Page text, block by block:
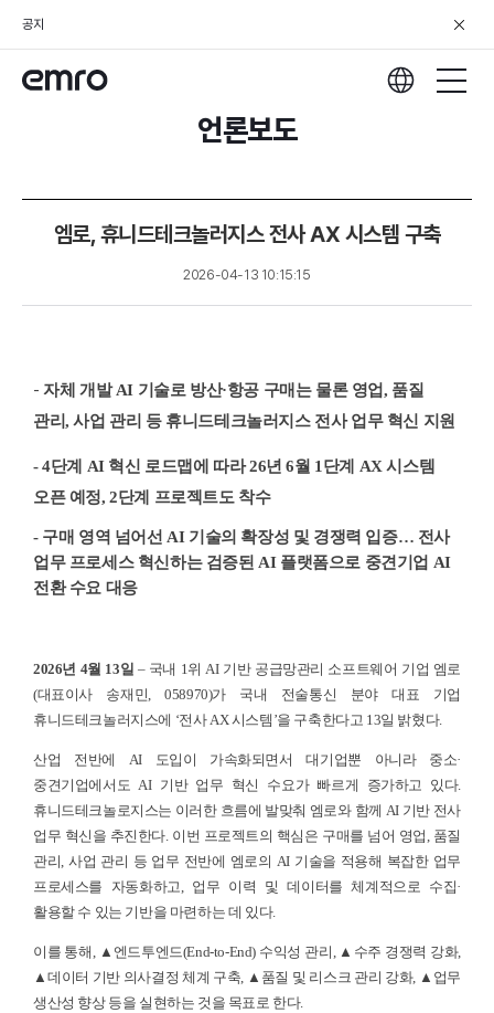
공지
언론보도
엠로, 휴니드테크놀러지스 전사 AX 시스템 구축
2026-04-13 10:15:15
-자체 개발 AI 기술로 방산·항공 구매는 물론 영업, 품질
관리, 사업 관리 등 휴니드테크놀러지스 전사 업무 혁신 지원
- 4단계 AI 혁신 로드맵에 따라 26년 6월 1단계 AX 시스템
오픈 예정, 2단계 프로젝트도 착수
- 구매 영역 넘어선 AI 기술의 확장성 및 경쟁력 입증… 전사
업무 프로세스 혁신하는 검증된 AI 플랫폼으로 중견기업 AI
전환 수요 대응
2026년 4월 13일 – 국내 1위 AI 기반 공급망관리 소프트웨어 기업 엠로
(대표이사 송재민, 058970)가 국내 전술통신 분야 대표 기업
휴니드테크놀러지스에 ‘전사 AX 시스템’을 구축한다고 13일 밝혔다.
산업 전반에 AI 도입이 가속화되면서 대기업뿐 아니라 중소·
중견기업에서도 AI 기반 업무 혁신 수요가 빠르게 증가하고 있다.
휴니드테크놀로지스는 이러한 흐름에 발맞춰 엠로와 함께 AI 기반 전사
업무 혁신을 추진한다. 이번 프로젝트의 핵심은 구매를 넘어 영업, 품질
관리, 사업 관리 등 업무 전반에 엠로의 AI 기술을 적용해 복잡한 업무
프로세스를 자동화하고, 업무 이력 및 데이터를 체계적으로 수집·
활용할 수 있는 기반을 마련하는 데 있다.
이를 통해, ▲엔드투엔드(End-to-End) 수익성 관리, ▲수주 경쟁력 강화,
▲데이터 기반 의사결정 체계 구축, ▲품질 및 리스크 관리 강화, ▲업무
생산성 향상 등을 실현하는 것을 목표로 한다.